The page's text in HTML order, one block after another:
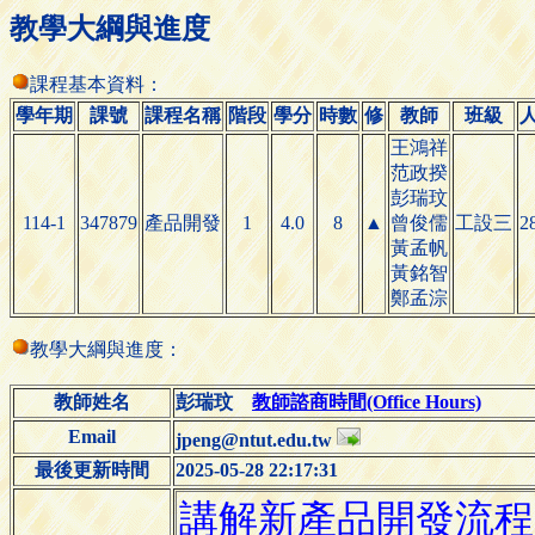
教學大綱與進度
課程基本資料：
學年期
課號 課程名稱 階段 學分 時數 修 教師 班級
114-1 347879 產品開發 1 4.0 8 ▲
王鴻祥
范政揆
彭瑞玟
曾俊儒
黃孟帆
黃銘智
鄭孟淙
工設三
教學大綱與進度：
教師姓名 彭瑞玟教師諮商時間(Office Hours)
Email
jpeng@ntut.edu.tw
最後更新時間
2025-05-28 22:17:31